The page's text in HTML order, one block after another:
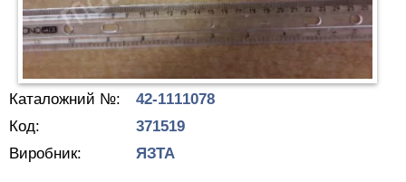
Каталожний №:
42-1111078
Код:
371519
Виробник:
ЯЗТА